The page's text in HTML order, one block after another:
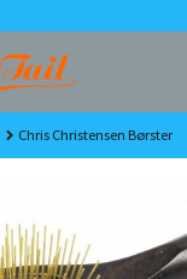
Chris Christensen Børster